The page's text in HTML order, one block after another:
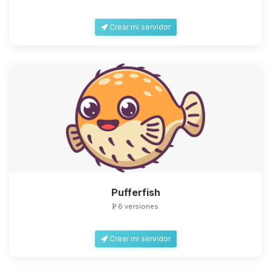
Crear mi servidor
Pufferfish
6 versiones
Crear mi servidor
Yupi, por fin alguien con quien
hablar! Soy Choupy, tu pequeno
que necesitas y moveré mis
pequenos circuitos para ayudarte.
07/08/2026 03:38